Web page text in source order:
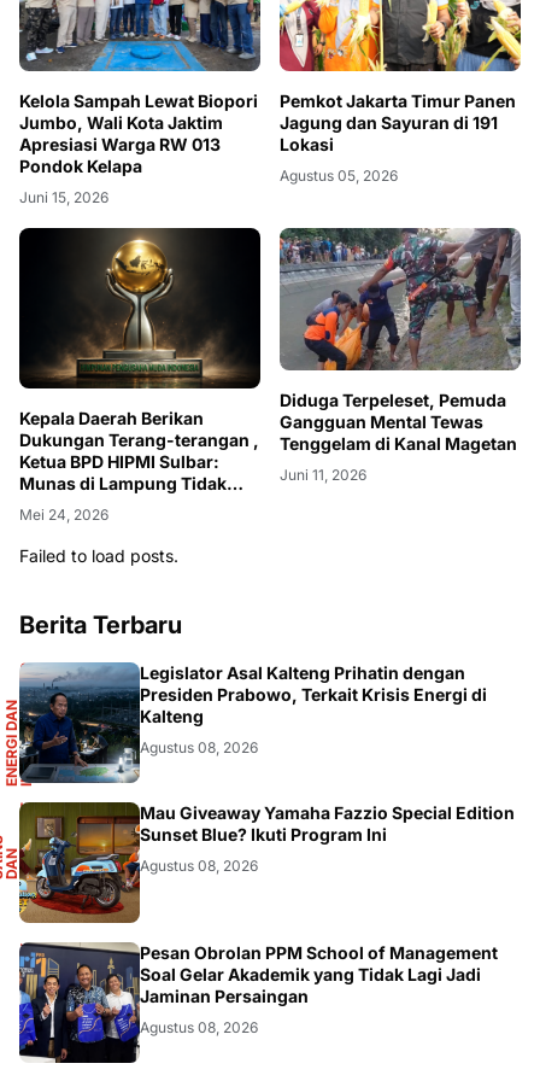
Kelola Sampah Lewat Biopori
Jumbo, Wali Kota Jaktim
Apresiasi Warga RW 013
Pondok Kelapa
Juni 15, 2026
Pemkot Jakarta Timur Panen
Jagung dan Sayuran di 191
Lokasi
Agustus 05, 2026
Kepala Daerah Berikan
Dukungan Terang-terangan ,
Ketua BPD HIPMI Sulbar:
Munas di Lampung Tidak
Tepat
Mei 24, 2026
Diduga Terpeleset, Pemuda
Gangguan Mental Tewas
Tenggelam di Kanal Magetan
Juni 11, 2026
Failed to load posts.
Berita Terbaru
E
N
E
R
G
I
D
A
N
I
N
F
R
A
S
T
R
U
K
T
UR
Legislator Asal Kalteng Prihatin dengan
Presiden Prabowo, Terkait Krisis Energi di
Kalteng
Agustus 08, 2026
N
OF
Mau Giveaway Yamaha Fazzio Special Edition
Sunset Blue? Ikuti Program Ini
Agustus 08, 2026
DIKBUDRISTEK
Pesan Obrolan PPM School of Management
Soal Gelar Akademik yang Tidak Lagi Jadi
Jaminan Persaingan
Agustus 08, 2026